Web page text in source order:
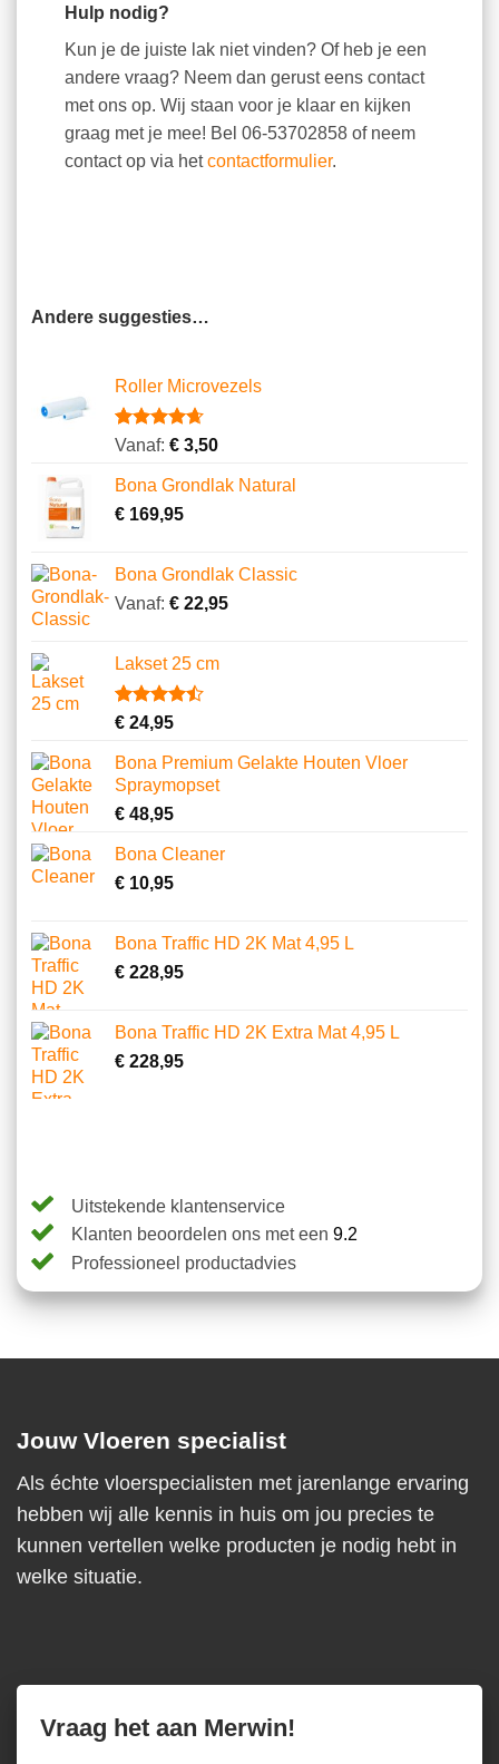
Hulp nodig?
Kun je de juiste lak niet vinden? Of heb je een
andere vraag? Neem dan gerust eens contact
met ons op. Wij staan voor je klaar en kijken
graag met je mee! Bel 06-53702858 of neem
contact op via hetcontactformulier.
Andere suggesties…
Roller Microvezels
Gewaardeerd
gebaseerd
op
14
klantbeoordelingen
Vanaf: €3,50
Bona Grondlak Natural
€169,95
Bona Grondlak Classic
Vanaf: €22,95
Lakset 25 cm
Gewaardeerd
op 5
gebaseerd
op
2
klantbeoordelingen
€24,95
Bona Premium Gelakte Houten Vloer
Spraymopset
€48,95
Bona Cleaner
€10,95
Bona Traffic HD 2K Mat 4,95 L
€228,95
Bona Traffic HD 2K Extra Mat 4,95 L
€228,95
Uitstekende klantenservice
Klanten beoordelen ons met een 9.2
Professioneel productadvies
Jouw Vloeren specialist
Als échte vloerspecialisten met jarenlange ervaring
hebben wij alle kennis in huis om jou precies te
kunnen vertellen welke producten je nodig hebt in
welke situatie.
Vraag het aan Merwin!